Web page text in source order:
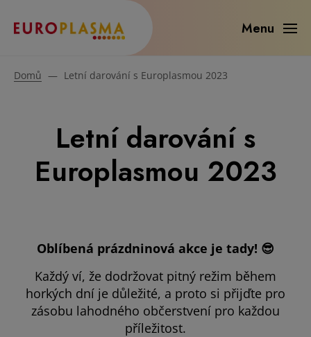
Menu
Domů — Letní darování s Europlasmou 2023
Letní darování s
Europlasmou 2023
Oblíbená prázdninová akce je tady! 😎
Každý ví, že dodržovat pitný režim během
horkých dní je důležité, a proto si přijďte pro
zásobu lahodného občerstvení pro každou
příležitost.